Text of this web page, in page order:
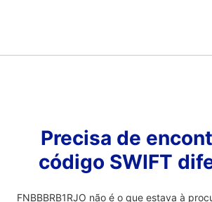
Precisa de
código SWIFT
FNBBBRB1RJO não é o que estava à